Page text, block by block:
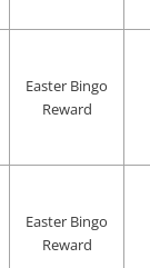
Easter Bingo
Reward
Easter Bingo
Reward